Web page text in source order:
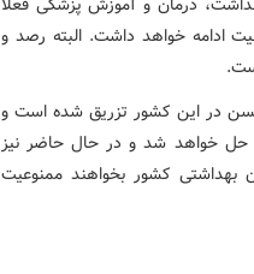
ادامه خواهد داشت. البته رصد و
صورت گرفته تا کنون بیش از ۱۶ میلیون دز واکسن در این کشور تزریق شده است و
حل خواهد شد و در حال حاضر نیز
بهداشتی کشور بخواهند ممنوعیت